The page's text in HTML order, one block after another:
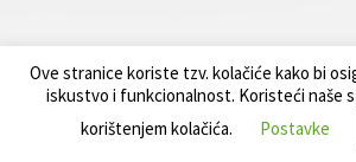
Ove stranice koriste tzv. kolačiće kako bi
iskustvo i funkcionalnost. Koristeći naše
korištenjem kolačića.
Postavke